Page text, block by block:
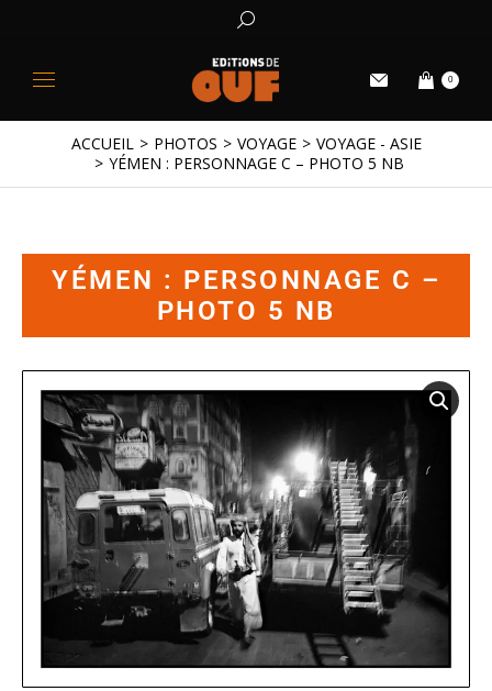
0
Vous êtes ici :
ACCUEIL PHOTOS VOYAGE
VOYAGE - ASIE
YÉMEN : PERSONNAGE C – PHOTO 5 NB
YÉMEN : PERSONNAGE C –
PHOTO 5 NB